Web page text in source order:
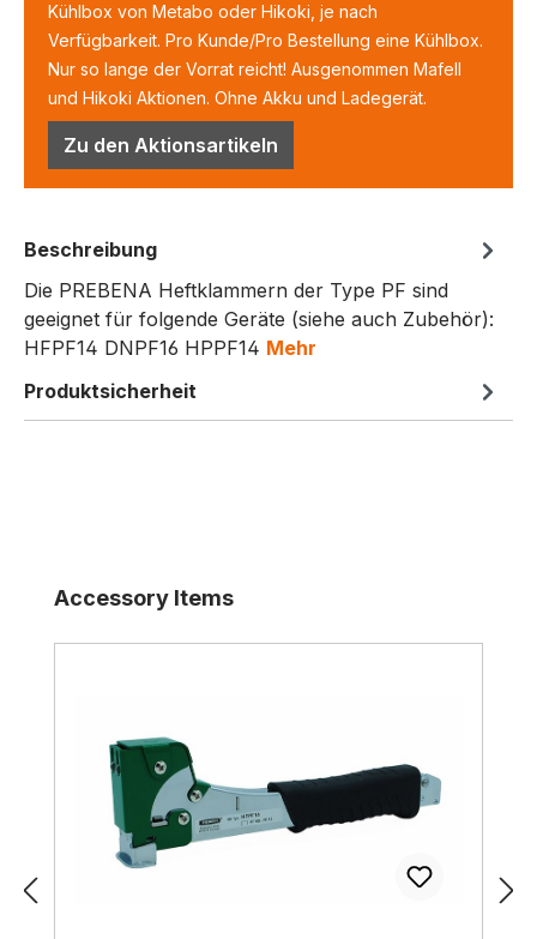
Kühlbox von Metabo oder Hikoki, je nach
Verfügbarkeit. Pro Kunde/Pro Bestellung eine Kühlbox.
Nur so lange der Vorrat reicht! Ausgenommen Mafell
und Hikoki Aktionen. Ohne Akku und Ladegerät.
Zu den Aktionsartikeln
Beschreibung
Die PREBENA Heftklammern der Type PF sind
geeignet für folgende Geräte (siehe auch Zubehör):
HFPF14 DNPF16 HPPF14 Mehr
Produktsicherheit
Produktgalerie überspringen
Accessory Items